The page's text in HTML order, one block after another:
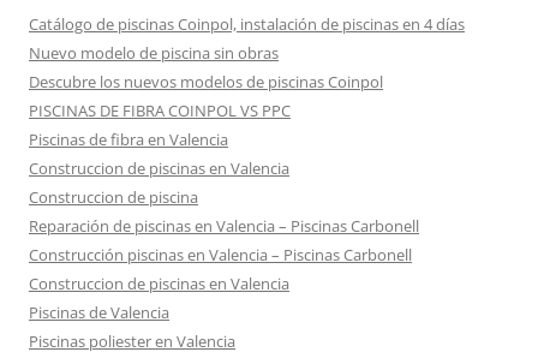
Catálogo de piscinas Coinpol, instalación de piscinas en 4 días
Nuevo modelo de piscina sin obras
Descubre los nuevos modelos de piscinas Coinpol
PISCINAS DE FIBRA COINPOL VS PPC
Piscinas de fibra en Valencia
Construccion de piscinas en Valencia
Construccion de piscina
Reparación de piscinas en Valencia – Piscinas Carbonell
Construcción piscinas en Valencia – Piscinas Carbonell
Construccion de piscinas en Valencia
Piscinas de Valencia
Piscinas poliester en Valencia